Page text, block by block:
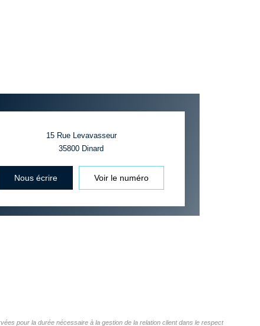
15 Rue Levavasseur
35800 Dinard
Nous écrire Voir le numéro
pour la durée nécessaire à la gestion de la relation client dans le respect